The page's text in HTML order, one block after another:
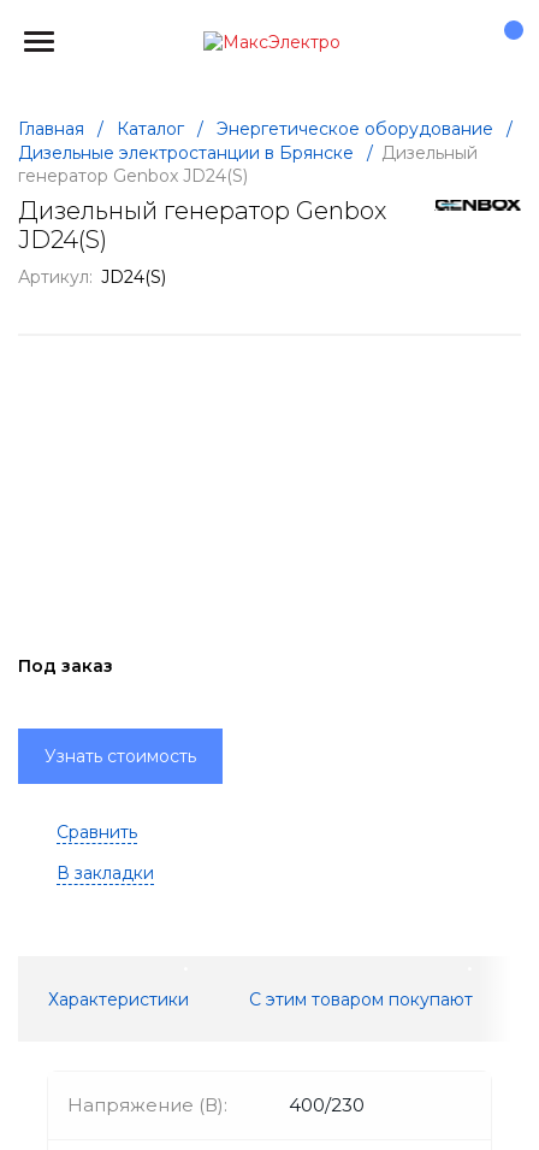
Главная / Каталог / Энергетическое оборудование
/
Дизельные электростанции в Брянске
/ Дизельный
генератор Genbox JD24(S)
Дизельный генератор Genbox
JD24(S)
Артикул: JD24(S)
Под заказ
Узнать стоимость
Сравнить
В закладки
Характеристики С этим товаром покупают
Напряжение (В): 400/230